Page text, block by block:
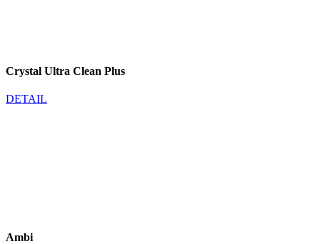
Crystal Ultra Clean Plus
DETAIL
Ambi